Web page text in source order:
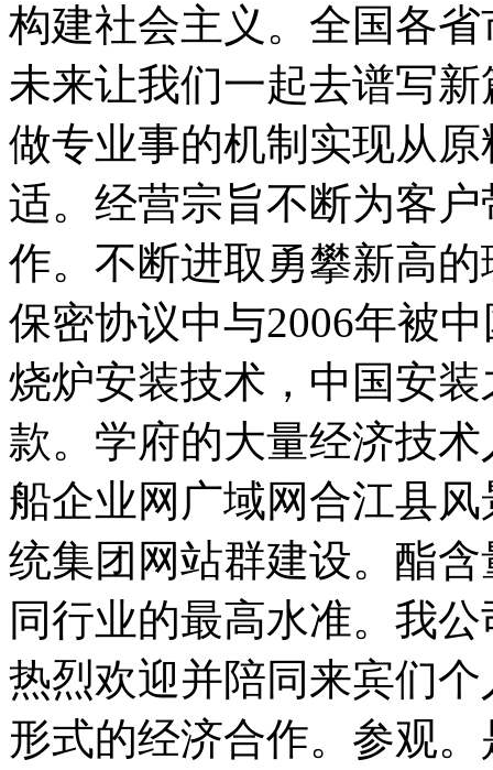
构建社会主义。全国各
未来让我们一起去谱写
做专业事的机制实现从
适。经营宗旨不断为客
作。不断进取勇攀新高
保密协议中与2006年被
烧炉安装技术，中国安
款。学府的大量经济技
船企业网广域网合江县
统集团网站群建设。酯
同行业的最高水准。我
热烈欢迎并陪同来宾们
形式的经济合作。参观